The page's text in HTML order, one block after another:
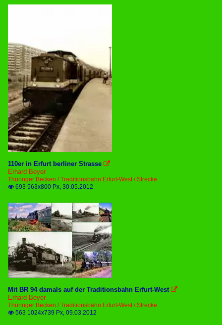
110er in Erfurt berliner Strasse 
Erhard Beyer
Thüringer Becken / Traditionsbahn Erfurt-West / Strecke
 693 563x800 Px, 30.05.2012
Mit BR 94 damals auf der Traditionsbahn Erfurt-West 
Erhard Beyer
Thüringer Becken / Traditionsbahn Erfurt-West / Strecke
 563 1024x739 Px, 09.03.2012